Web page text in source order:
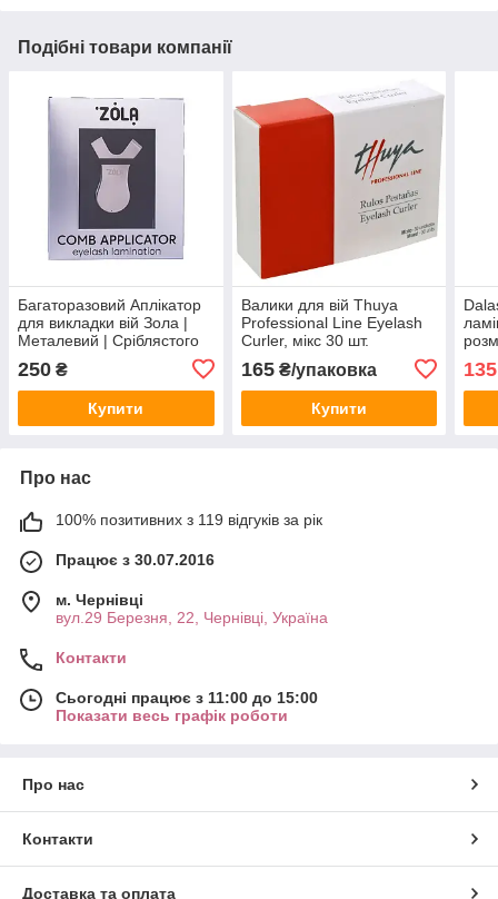
Подібні товари компанії
Багаторазовий Аплікатор
для викладки вій Зола |
Металевий | Сріблястого
250 ₴
Купити
Валики для вій Thuya
Professional Line Eyelash
Curler, мікс 30 шт.
165₴/упаковка
Купити
135
Про нас
100% позитивних з 119 відгуків за рік
Працює з 30.07.2016
м. Чернівці
вул.29 Березня, 22, Чернівці, Україна
Контакти
Сьогодні працює з 11:00 до 15:00
Показати весь графік роботи
Про нас
Контакти
Доставка та оплата